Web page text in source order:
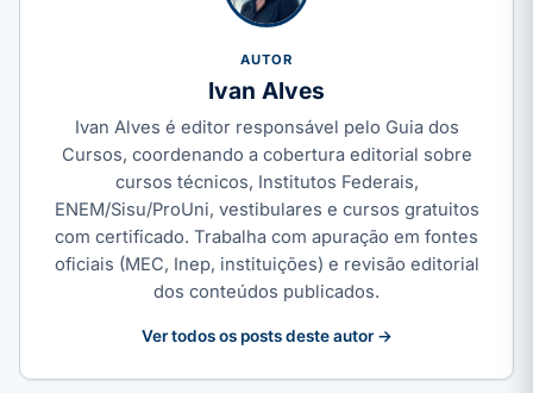
AUTOR
Ivan Alves
Ivan Alves é editor responsável pelo Guia dos
Cursos, coordenando a cobertura editorial sobre
cursos técnicos, Institutos Federais,
ENEM/Sisu/ProUni, vestibulares e cursos gratuitos
com certificado. Trabalha com apuração em fontes
oficiais (MEC, Inep, instituições) e revisão editorial
dos conteúdos publicados.
Ver todos os posts deste autor →